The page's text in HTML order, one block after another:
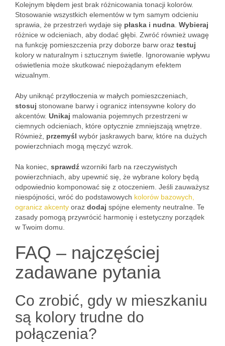
Kolejnym błędem jest brak różnicowania tonacji kolorów.
Stosowanie wszystkich elementów w tym samym odcieniu
sprawia, że przestrzeń wydaje się płaska i nudna Wybieraj
różnice w odcieniach, aby dodać głębi. Zwróć również uwagę
na funkcję pomieszczenia przy doborze barw oraz testuj
kolory w naturalnym i sztucznym świetle. Ignorowanie wpływu
oświetlenia może skutkować niepożądanym efektem
wizualnym.
Aby uniknąć przytłoczenia w małych pomieszczeniach,
stosuj stonowane barwy i ogranicz intensywne kolory do
akcentów. Unikaj malowania pojemnych przestrzeni w
ciemnych odcieniach, które optycznie zmniejszają wnętrze.
Również, przemyśl wybór jaskrawych barw, które na dużych
powierzchniach mogą męczyć wzrok.
Na koniec, sprawdź wzorniki farb na rzeczywistych
powierzchniach, aby upewnić się, że wybrane kolory będą
odpowiednio komponować się z otoczeniem. Jeśli zauważysz
niespójności, wróć do podstawowych kolorów bazowych,
ogranicz akcenty oraz dodaj spójne elementy neutralne. Te
zasady pomogą przywrócić harmonię i estetyczny porządek
w Twoim domu.
FAQ – najczęściej
zadawane pytania
Co zrobić, gdy w mieszkaniu
są kolory trudne do
połączenia?